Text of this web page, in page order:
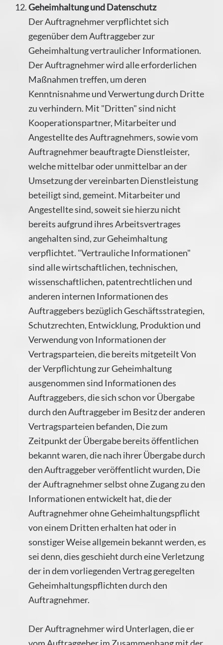
Geheimhaltung und Datenschutz
Der Auftragnehmer verpflichtet sich
gegenüber dem Auftraggeber zur
Geheimhaltung vertraulicher Informationen.
Der Auftragnehmer wird alle erforderlichen
Maßnahmen treffen, um deren
Kenntnisnahme und Verwertung durch Dritte
zu verhindern. Mit "Dritten" sind nicht
Kooperationspartner, Mitarbeiter und
Angestellte des Auftragnehmers, sowie vom
Auftragnehmer beauftragte Dienstleister,
welche mittelbar oder unmittelbar an der
Umsetzung der vereinbarten Dienstleistung
beteiligt sind, gemeint. Mitarbeiter und
Angestellte sind, soweit sie hierzu nicht
bereits aufgrund ihres Arbeitsvertrages
angehalten sind, zur Geheimhaltung
verpflichtet. "Vertrauliche Informationen"
sind alle wirtschaftlichen, technischen,
wissenschaftlichen, patentrechtlichen und
anderen internen Informationen des
Auftraggebers bezüglich Geschäftsstrategien,
Schutzrechten, Entwicklung, Produktion und
Verwendung von Informationen der
Vertragsparteien, die bereits mitgeteilt Von
der Verpflichtung zur Geheimhaltung
ausgenommen sind Informationen des
Auftraggebers, die sich schon vor Übergabe
durch den Auftraggeber im Besitz der anderen
Vertragsparteien befanden, Die zum
Zeitpunkt der Übergabe bereits öffentlichen
bekannt waren, die nach ihrer Übergabe durch
den Auftraggeber veröffentlicht wurden, Die
der Auftragnehmer selbst ohne Zugang zu den
Informationen entwickelt hat, die der
Auftragnehmer ohne Geheimhaltungspflicht
von einem Dritten erhalten hat oder in
sonstiger Weise allgemein bekannt werden, es
sei denn, dies geschieht durch eine Verletzung
der in dem vorliegenden Vertrag geregelten
Geheimhaltungspflichten durch den
Auftragnehmer.
Der Auftragnehmer wird Unterlagen, die er